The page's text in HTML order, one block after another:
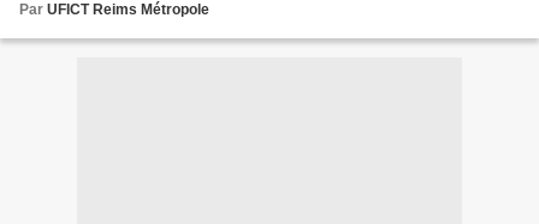
Par UFICT Reims Métropole